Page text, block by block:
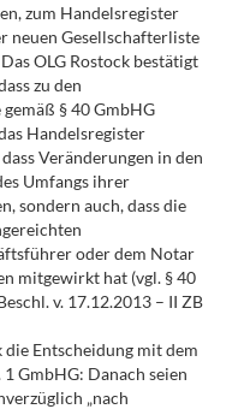
zum Handelsregister
neuen Gesellschafterliste
OLG Rostock bestätigt
zu den
§ 40 GmbHG
Handelsregister
Veränderungen in den
Umfangs ihrer
sondern auch, dass die
oder dem Notar
mitgewirkt hat (vgl. § 40
v. 17.12.2013 – II ZB
Entscheidung mit dem
GmbHG: Danach seien
„nach